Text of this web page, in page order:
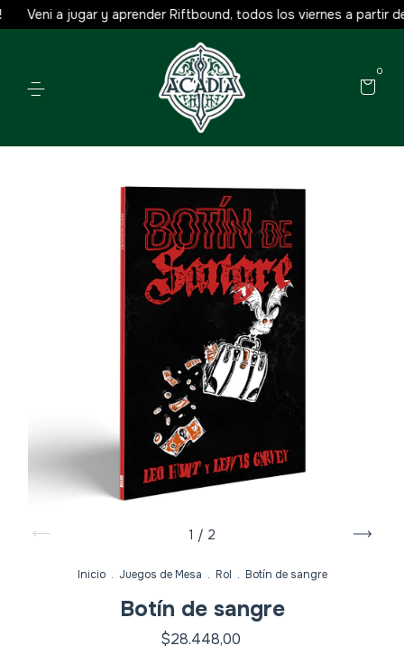
Veni a jugar y aprender Riftbound, todos los viernes a partir de
0
1 / 2
Inicio . Juegos de Mesa . Rol . Botín de sangre
Botín de sangre
$28.448,00